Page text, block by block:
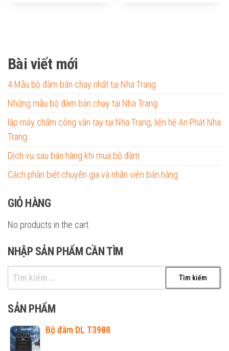
Bài viết mới
4 Mẫu bộ đàm bán chạy nhất tại Nha Trang
Những mẫu bộ đàm bán chạy tại Nha Trang
lắp máy chấm công vân tay tại Nha Trang, liên hệ An Phát Nha
Trang
Dịch vụ sau bán hàng khi mua bộ đàm
Cách phân biệt chuyên gia và nhân viên bán hàng
GIỎ HÀNG
No products in the cart.
NHẬP SẢN PHẨM CẦN TÌM
Tìm
kiếm
cho:
SẢN PHẨM
Bộ đàm DL T3988